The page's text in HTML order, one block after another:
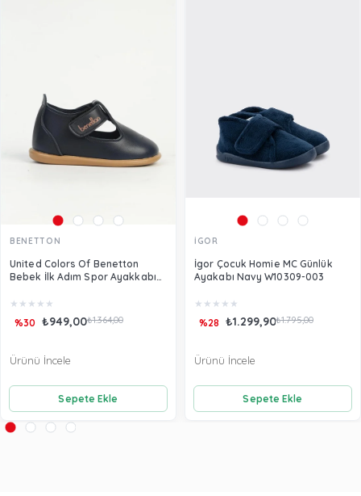
BENETTON
United Colors Of Benetton
Bebek İlk Adım Spor Ayakkabı
★ ★ ★ ★ ★
₺949,00₺1.364,00
%30
Sepete Ekle
Ürünü İncele
İGOR
İgor Çocuk Homie MC Günlük
Ayakabı Navy W10309-003
★ ★ ★ ★ ★
₺1.299,90₺1.795,00
%28
Sepete Ekle
Ürünü İncele